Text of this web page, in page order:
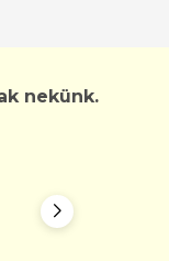
nekünk.